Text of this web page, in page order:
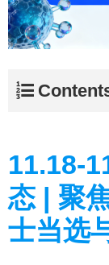
11.18-
态 | 聚
士当选